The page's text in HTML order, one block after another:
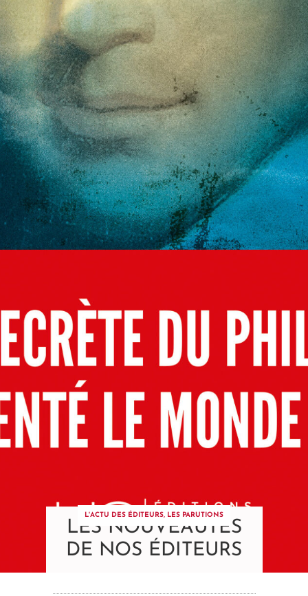
L'ACTU DES ÉDITEURS, LES PARUTIONS
LES NOUVEAUTÉS
DE NOS ÉDITEURS